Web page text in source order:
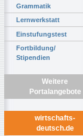
Grammatik
Lernwerkstatt
Einstufungstest
Fortbildung/
Stipendien
Weitere
Portalangebote
wirtschafts-
deutsch.de